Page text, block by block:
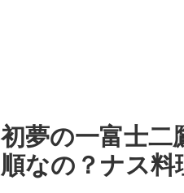
初夢の一富士二
順なの？ナス料